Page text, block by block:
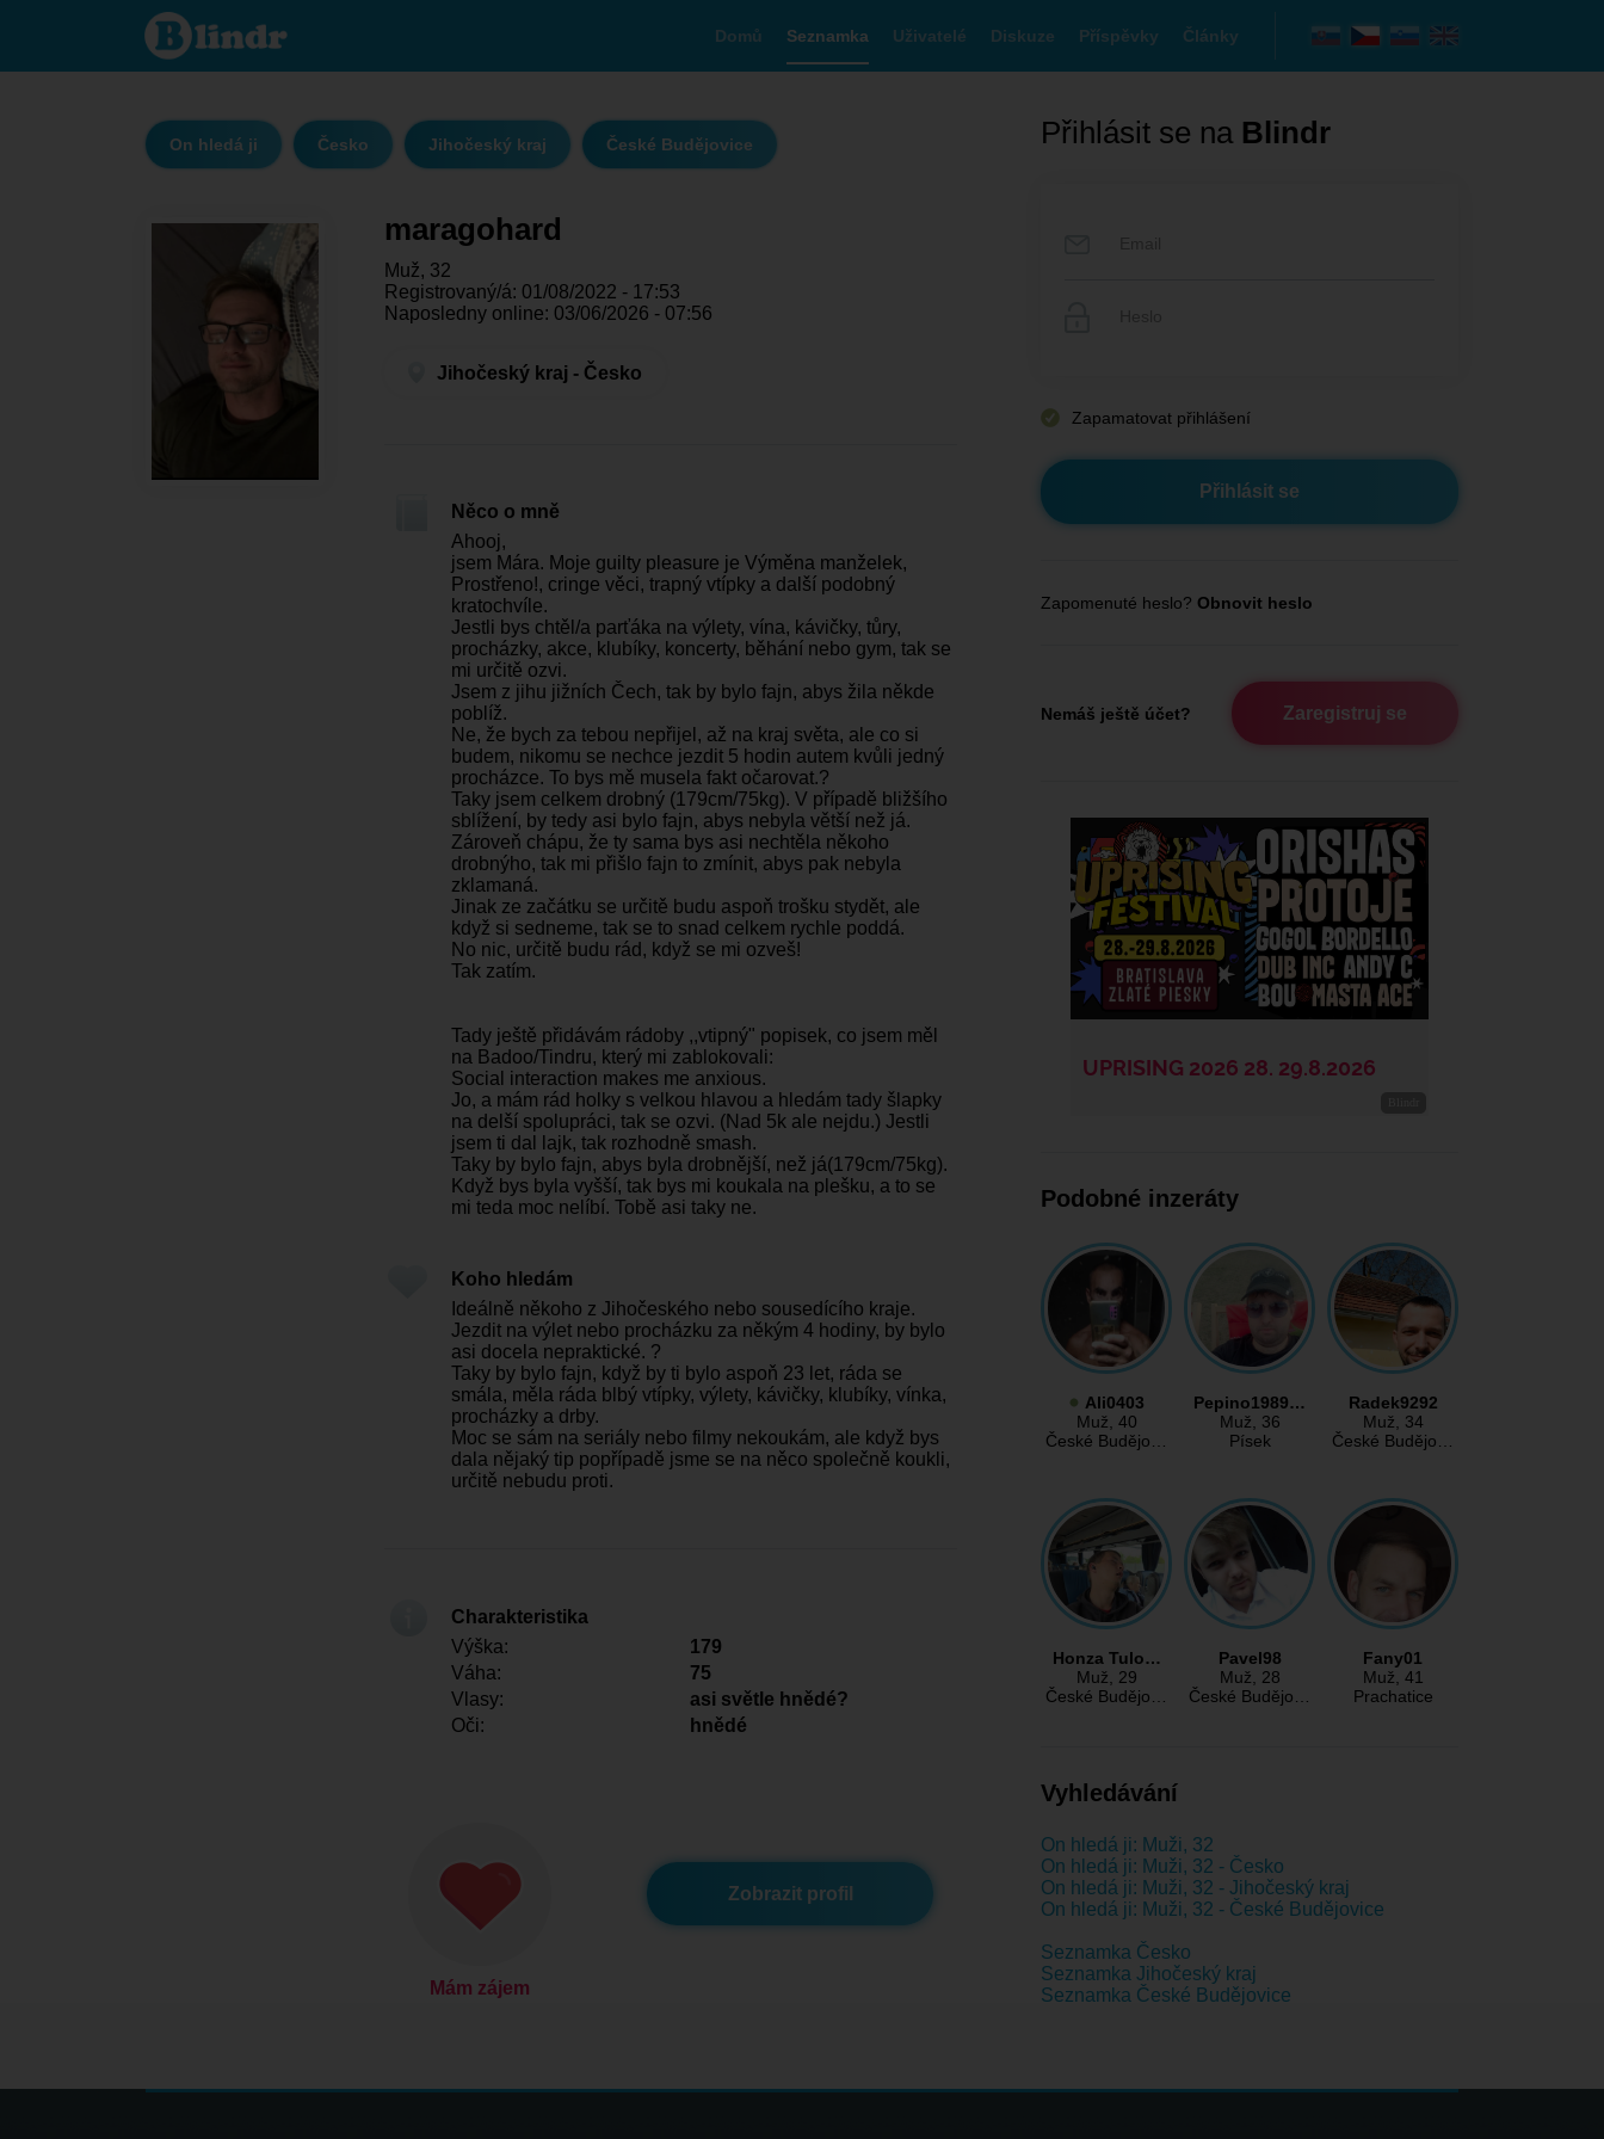
maragohard
- On hledá
ji Jihočeský
Domů Seznamka Uživatelé Diskuze Příspěvky Články
On hledá ji Česko Jihočeský kraj České Budějovice
maragohard
Muž, 32
Registrovaný/á: 01/08/2022 - 17:53
Naposledny online: 03/06/2026 - 07:56
Jihočeský kraj - Česko
Něco o mně
Ahooj,
jsem Mára. Moje guilty pleasure je Výměna manželek,
Prostřeno!, cringe věci, trapný vtípky a další podobný
kratochvíle.
Jestli bys chtěl/a parťáka na výlety, vína, kávičky, tůry,
procházky, akce, klubíky, koncerty, běhání nebo gym, tak se
mi určitě ozvi.
Jsem z jihu jižních Čech, tak by bylo fajn, abys žila někde
poblíž.
Ne, že bych za tebou nepřijel, až na kraj světa, ale co si
budem, nikomu se nechce jezdit 5 hodin autem kvůli jedný
procházce. To bys mě musela fakt očarovat.?
Taky jsem celkem drobný (179cm/75kg). V případě bližšího
sblížení, by tedy asi bylo fajn, abys nebyla větší než já.
Zároveň chápu, že ty sama bys asi nechtěla někoho
drobnýho, tak mi přišlo fajn to zmínit, abys pak nebyla
zklamaná.
Jinak ze začátku se určitě budu aspoň trošku stydět, ale
když si sedneme, tak se to snad celkem rychle poddá.
No nic, určitě budu rád, když se mi ozveš!
Tak zatím.
Tady ještě přidávám rádoby ,,vtipný" popisek, co jsem měl
na Badoo/Tindru, který mi zablokovali:
Social interaction makes me anxious.
Jo, a mám rád holky s velkou hlavou a hledám tady šlapky
na delší spolupráci, tak se ozvi. (Nad 5k ale nejdu.) Jestli
jsem ti dal lajk, tak rozhodně smash.
Taky by bylo fajn, abys byla drobnější, než já(179cm/75kg).
Když bys byla vyšší, tak bys mi koukala na plešku, a to se
mi teda moc nelíbí. Tobě asi taky ne.
Koho hledám
Ideálně někoho z Jihočeského nebo sousedícího kraje.
Jezdit na výlet nebo procházku za někým 4 hodiny, by bylo
asi docela nepraktické. ?
Taky by bylo fajn, když by ti bylo aspoň 23 let, ráda se
smála, měla ráda blbý vtípky, výlety, kávičky, klubíky, vínka,
procházky a drby.
Moc se sám na seriály nebo filmy nekoukám, ale když bys
dala nějaký tip popřípadě jsme se na něco společně koukli,
určitě nebudu proti.
Charakteristika
Výška:
179
Váha:
75
Vlasy:
asi světle hnědé?
Oči:
hnědé
Mám zájem
Zobrazit profil
Přihlásit se na Blindr
Zapamatovat přihlášení
Zapomenuté heslo? Obnovit heslo
Nemáš ještě účet? Zaregistruj se
Podobné inzeráty
Ali0403
Muž, 40
České Budějo…
Pepino1989…
Muž, 36
Písek
Radek9292
Muž, 34
České Budějo…
Honza Tulo…
Muž, 29
České Budějo…
Pavel98
Muž, 28
České Budějo…
Fany01
Muž, 41
Prachatice
Vyhledávání
On hledá ji: Muži, 32
On hledá ji: Muži, 32 - Česko
On hledá ji: Muži, 32 - Jihočeský kraj
On hledá ji: Muži, 32 - České Budějovice
Seznamka Česko
Seznamka Jihočeský kraj
Seznamka České Budějovice